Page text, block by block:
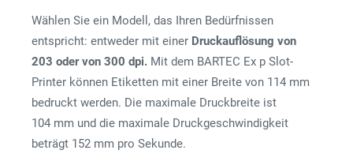
Wählen Sie ein Modell, das Ihren Bedürfnissen
entspricht: entweder mit einer Druckauflösung von
203 oder von 300 dpi. Mit dem BARTEC Ex p Slot-
Printer können Etiketten mit einer Breite von 114 mm
bedruckt werden. Die maximale Druckbreite ist
104 mm und die maximale Druckgeschwindigkeit
beträgt 152 mm pro Sekunde.